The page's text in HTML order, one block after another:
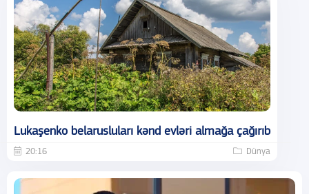
Lukaşenko belarusluları kənd evləri almağa çağırıb
20:16 Dünya